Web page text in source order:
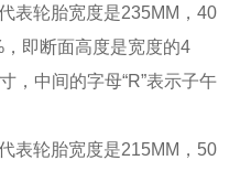
表轮胎宽度是235MM，40
即断面高度是宽度的4
，中间的字母“R”表示子午
表轮胎宽度是215MM，50